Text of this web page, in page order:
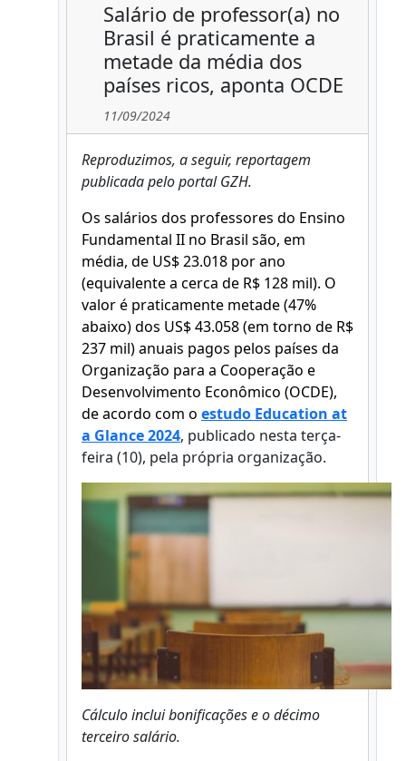
Salário de professor(a) no
Brasil é praticamente a
metade da média dos
países ricos, aponta OCDE
11/09/2024
Reproduzimos, a seguir, reportagem
publicada pelo portal GZH.
Os salários dos professores do Ensino
Fundamental II no Brasil são, em
média, de US$ 23.018 por ano
(equivalente a cerca de R$ 128 mil). O
valor é praticamente metade (47%
abaixo) dos US$ 43.058 (em torno de R$
237 mil) anuais pagos pelos países da
Organização para a Cooperação e
Desenvolvimento Econômico (OCDE),
de acordo com o estudo Education at
a Glance 2024, publicado nesta terça-
feira (10), pela própria organização.
Cálculo inclui bonificações e o décimo
terceiro salário.